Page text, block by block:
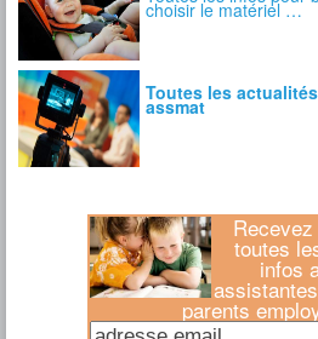
toutes
infos
parents